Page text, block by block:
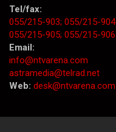
Tel/fax:
055/215-903; 055/215-904
055/215-905; 055/215-906
Email:
info@ntvarena.com
astramedia@telrad.net
Web: desk@ntvarena.com